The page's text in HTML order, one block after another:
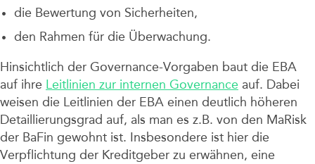
die Bewertung von Sicherheiten,
den Rahmen für die Überwachung.
Hinsichtlich der Governance-Vorgaben baut die EBA
auf ihre Leitlinien zur internen Governance auf. Dabei
weisen die Leitlinien der EBA einen deutlich höheren
Detaillierungsgrad auf, als man es z.B. von den MaRisk
der BaFin gewohnt ist. Insbesondere ist hier die
Verpflichtung der Kreditgeber zu erwähnen, eine